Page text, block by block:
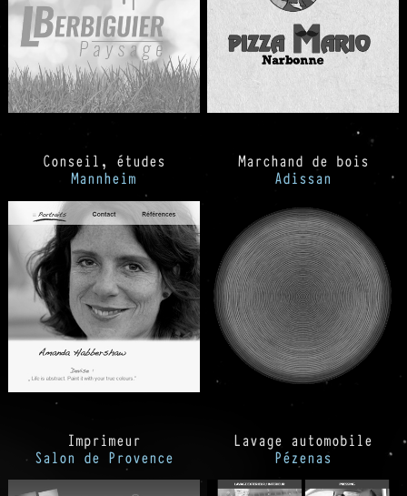
Conseil, études
Mannheim
Marchand de bois
Adissan
Imprimeur
Salon de Provence
Lavage automobile
Pézenas